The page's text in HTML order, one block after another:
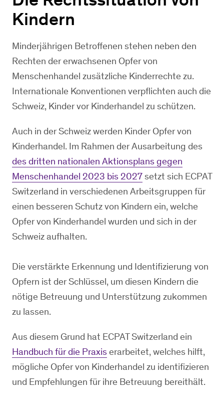
Kindern
Minderjährigen Betroffenen stehen neben den
Rechten der erwachsenen Opfer von
Menschenhandel zusätzliche Kinderrechte zu.
Internationale Konventionen verpflichten auch die
Schweiz, Kinder vor Kinderhandel zu schützen.
Auch in der Schweiz werden Kinder Opfer von
Kinderhandel. Im Rahmen der Ausarbeitung des
des dritten nationalen Aktionsplans gegen
Menschenhandel 2023 bis 2027 setzt sich ECPAT
Switzerland in verschiedenen Arbeitsgruppen für
einen besseren Schutz von Kindern ein, welche
Opfer von Kinderhandel wurden und sich in der
Schweiz aufhalten.
Die verstärkte Erkennung und Identifizierung von
Opfern ist der Schlüssel, um diesen Kindern die
nötige Betreuung und Unterstützung zukommen
zu lassen.
Aus diesem Grund hat ECPAT Switzerland ein
Handbuch für die Praxiserarbeitet, welches hilft,
mögliche Opfer von Kinderhandel zu identifizieren
und Empfehlungen für ihre Betreuung bereithält.